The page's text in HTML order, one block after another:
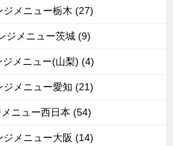
ジメニュー栃木 (27)
ジメニュー茨城 (9)
ジメニュー(山梨) (4)
ジメニュー愛知 (21)
ニュー西日本 (54)
ジメニュー大阪 (14)